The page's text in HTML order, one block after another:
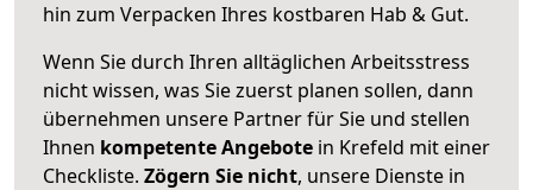
hin zum Verpacken Ihres kostbaren Hab & Gut.
Wenn Sie durch Ihren alltäglichen Arbeitsstress
nicht wissen, was Sie zuerst planen sollen, dann
übernehmen unsere Partner für Sie und stellen
Ihnen kompetente Angebote in Krefeld mit einer
Checkliste. Zögern Sie nicht, unsere Dienste in